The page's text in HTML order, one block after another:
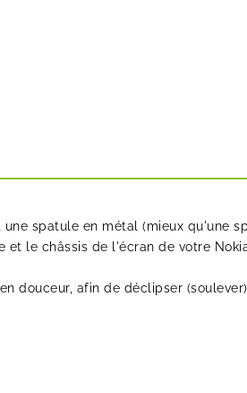
une spatule en métal (mieux qu'une
et le châssis de l'écran de votre
douceur, afin de déclipser